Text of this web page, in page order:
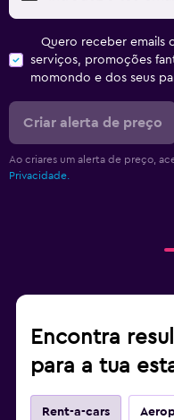
Quero receber emails
serviços, promoções
momondo e dos seus
Criar alerta de preço
Ao criares um alerta de preço,
Privacidade.
Encontra
para a tua
Rent-a-cars